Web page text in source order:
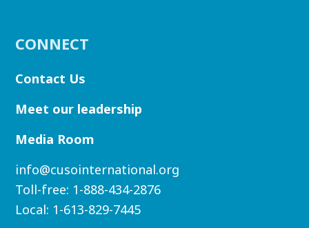
CONNECT
Contact Us
Meet our leadership
Media Room
info@cusointernational.org
Toll-free: 1-888-434-2876
Local: 1-613-829-7445